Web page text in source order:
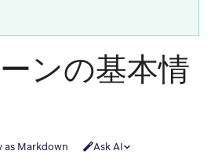
ンの基本情
as Markdown Ask AI